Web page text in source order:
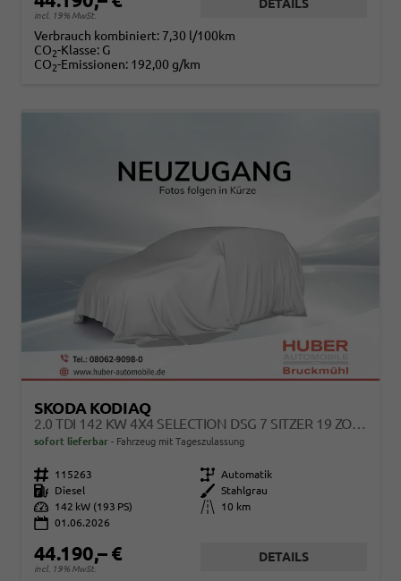
incl. 19% MwSt.
DETAILS
Verbrauch kombiniert: 7,30 l/100km
CO2-Klasse: G
CO2-Emissionen: 192,00 g/km
SKODA KODIAQ
2.0 TDI 142 KW 4X4 SELECTION DSG 7 SITZER 19 ZOLL AHK
sofort lieferbar Fahrzeug mit Tageszulassung
Fahrzeugnr. 115263 Getriebe Automatik
Kraftstoff
Diesel Außenfarbe
Stahlgrau
Leistung
142 kW (193 PS) Kilometerstand
10 km
01.06.2026
44.190,– €
incl. 19% MwSt.
DETAILS